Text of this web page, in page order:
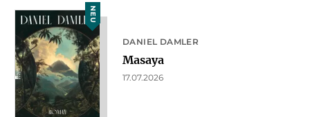
NEU
DANIEL DAMLER
Masaya
17.07.2026